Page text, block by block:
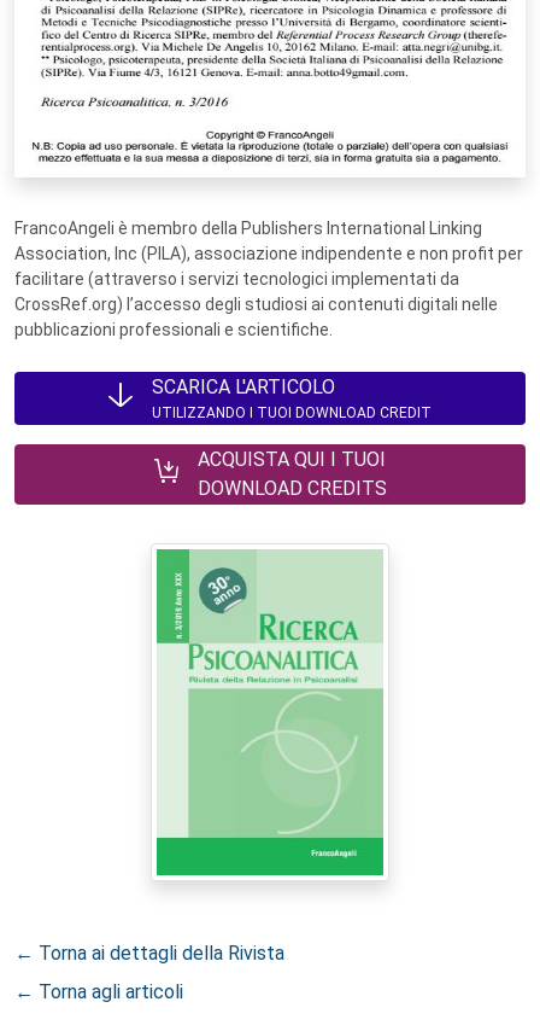
FrancoAngeli è membro della Publishers International Linking
Association, Inc (PILA), associazione indipendente e non profit per
facilitare (attraverso i servizi tecnologici implementati da
CrossRef.org) l’accesso degli studiosi ai contenuti digitali nelle
pubblicazioni professionali e scientifiche.
SCARICA L'ARTICOLO
UTILIZZANDO I TUOI DOWNLOAD CREDIT
ACQUISTA QUI I TUOI
DOWNLOAD CREDITS
← Torna ai dettagli della Rivista
← Torna agli articoli